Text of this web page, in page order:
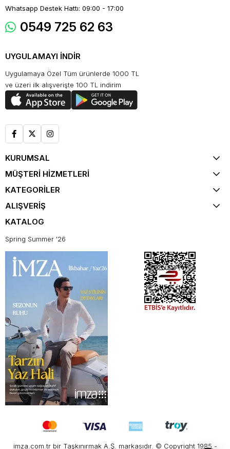
Whatsapp Destek Hattı: 09:00 - 17:00
0549 725 62 63
UYGULAMAYI İNDİR
Uygulamaya Özel Tüm ürünlerde 1000 TL
ve üzeri ilk alışverişte 100 TL indirim
KURUMSAL
MÜŞTERİ HİZMETLERİ
KATEGORİLER
ALIŞVERİŞ
KATALOG
Spring Summer '26
imza.com.tr bir Taşkınırmak A.Ş. markasıdır. © Copyright 1985 -